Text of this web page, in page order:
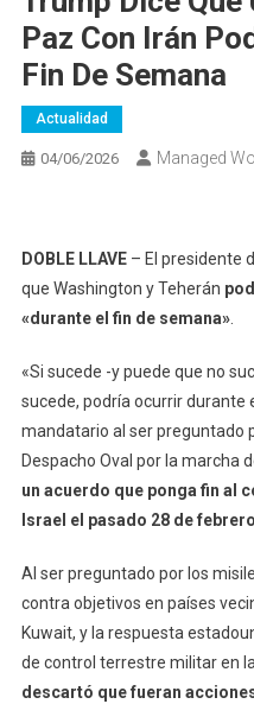
Paz Con Irán
Fin De Semana
Actualidad
04/06/2026 Managed
DOBLE LLAVE– El presidente
que Washington y Teherán
«durante el fin de semana».
«Si sucede -y puede que no
sucede, podría ocurrir durante
mandatario al ser preguntado
Despacho Oval por la marcha
un acuerdo que ponga fin al
Israel el pasado 28 de febrero
Al ser preguntado por los
contra objetivos en países
Kuwait, y la respuesta
de control terrestre militar en
descartó que fueran